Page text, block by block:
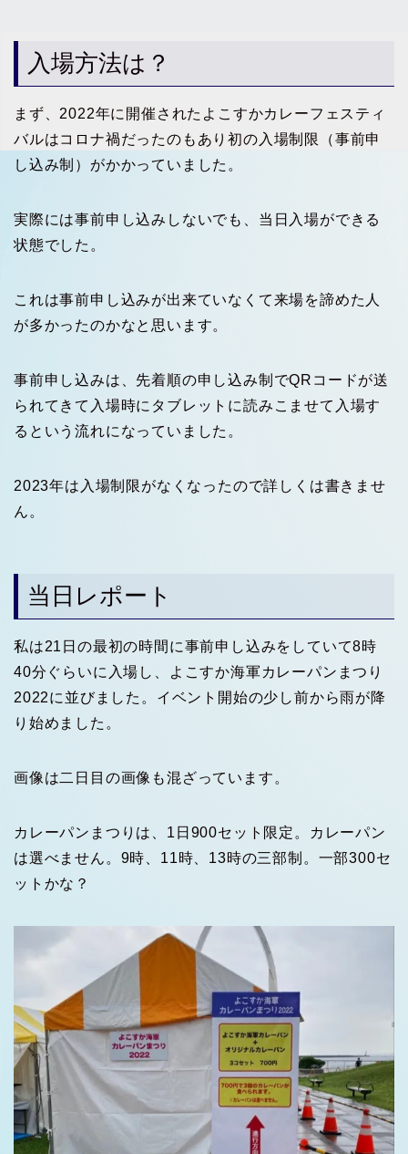
入場方法は？
まず、2022年に開催されたよこすかカレーフェスティ
バルはコロナ禍だったのもあり初の入場制限（事前申
し込み制）がかかっていました。
実際には事前申し込みしないでも、当日入場ができる
状態でした。
これは事前申し込みが出来ていなくて来場を諦めた人
が多かったのかなと思います。
事前申し込みは、先着順の申し込み制でQRコードが送
られてきて入場時にタブレットに読みこませて入場す
るという流れになっていました。
2023年は入場制限がなくなったので詳しくは書きませ
ん。
当日レポート
私は21日の最初の時間に事前申し込みをしていて8時
40分ぐらいに入場し、よこすか海軍カレーパンまつり
2022に並びました。イベント開始の少し前から雨が降
り始めました。
画像は二日目の画像も混ざっています。
カレーパンまつりは、1日900セット限定。カレーパン
は選べません。9時、11時、13時の三部制。一部300セ
ットかな？